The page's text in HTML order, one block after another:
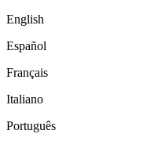
English
Español
Français
Italiano
Português